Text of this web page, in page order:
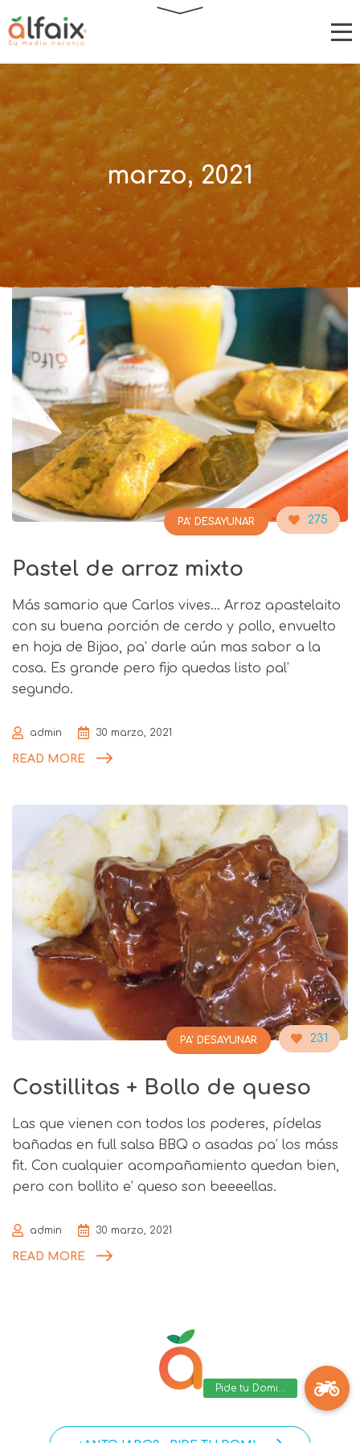
marzo, 2021
PA' DESAYUNAR 275
Pastel de arroz mixto
Más samario que Carlos vives… Arroz apastelaito
con su buena porción de cerdo y pollo, envuelto
en hoja de Bijao, pa’ darle aún mas sabor a la
cosa. Es grande pero fijo quedas listo pal’
segundo.
admin 30 marzo, 2021
READ MORE
PA' DESAYUNAR 231
Costillitas + Bollo de queso
Las que vienen con todos los poderes, pídelas
bañadas en full salsa BBQ o asadas pa’ los máss
fit. Con cualquier acompañamiento quedan bien,
pero con bollito e’ queso son beeeellas.
admin 30 marzo, 2021
READ MORE